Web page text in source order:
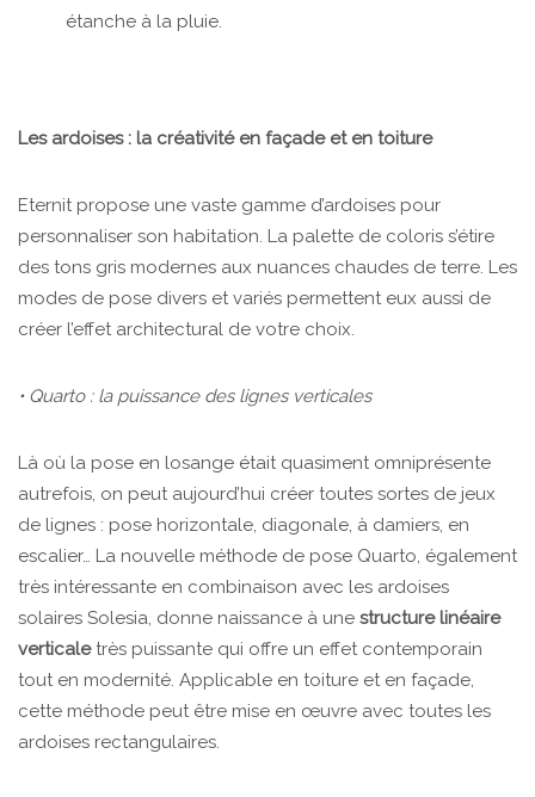
étanche à la pluie.
Les ardoises : la créativité en façade et en toiture
Eternit propose une vaste gamme d’ardoises pour
personnaliser son habitation. La palette de coloris s’étire
des tons gris modernes aux nuances chaudes de terre. Les
modes de pose divers et variés permettent eux aussi de
créer l’effet architectural de votre choix.
• Quarto : la puissance des lignes verticales
Là où la pose en losange était quasiment omniprésente
autrefois, on peut aujourd’hui créer toutes sortes de jeux
de lignes : pose horizontale, diagonale, à damiers, en
escalier… La nouvelle méthode de pose Quarto, également
très intéressante en combinaison avec les ardoises
solaires Solesia, donne naissance à une structure linéaire
verticaletrès puissante qui offre un effet contemporain
tout en modernité. Applicable en toiture et en façade,
cette méthode peut être mise en œuvre avec toutes les
ardoises rectangulaires.